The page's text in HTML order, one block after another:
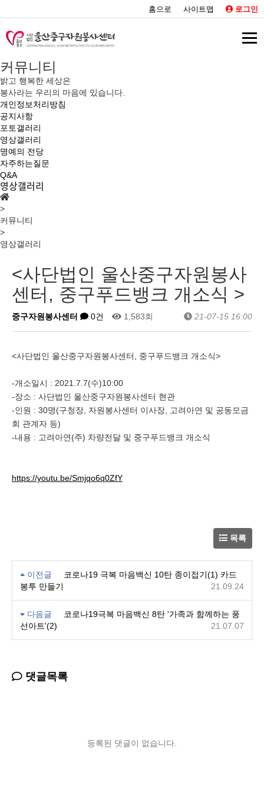
홈으로 사이트맵 로그인
커뮤니티
밝고 행복한 세상은
봉사라는 우리의 마음에 있습니다.
개인정보처리방침
공지사항
포토갤러리
영상갤러리
명예의 전당
자주하는질문
Q&A
영상갤러리
>
커뮤니티
>
영상갤러리
<사단법인 울산중구자원봉사
센터, 중구푸드뱅크 개소식 >
중구자원봉사센터 0건 1,583회 21-07-15 16:00
<사단법인 울산중구자원봉사센터, 중구푸드뱅크 개소식>
-개소일시 : 2021.7.7(수)10:00
-장소 : 사단법인 울산중구자원봉사센터 현관
-인원 : 30명(구청장, 자원봉사센터 이사장, 고려아연 및 공동모금
회 관계자 등)
-내용 : 고려아연(주) 차량전달 및 중구푸드뱅크 개소식
https://youtu.be/Smjqo6q0ZfY
목록
이전글
코로나19 극복 마음백신 10탄 종이접기(1) 카드
봉투 만들기
21.09.24
다음글
코로나19극복 마음백신 8탄 '가족과 함께하는 풍
선아트'(2)
21.07.07
댓글목록
등록된 댓글이 없습니다.